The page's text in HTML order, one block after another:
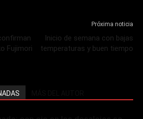
Fujimori
Próxima noticia
Inicio de semana con bajas
temperaturas y buen tiempo